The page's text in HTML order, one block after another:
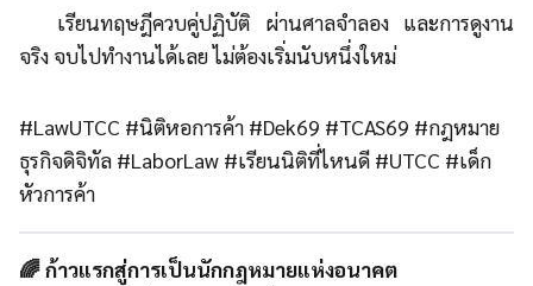
เรียนทฤษฎีควบคู่ปฏิบัติ ผ่านศาลจำลอง และการดูงาน
จริง จบไปทำงานได้เลย ไม่ต้องเริ่มนับหนึ่งใหม่
#LawUTCC #นิติหอการค้า #Dek69 #TCAS69 #กฎหมาย
ธุรกิจดิจิทัล #LaborLaw #เรียนนิติที่ไหนดี #UTCC #เด็ก
หัวการค้า
🌈 ก้าวแรกสู่การเป็นนักกฎหมายแห่งอนาคต